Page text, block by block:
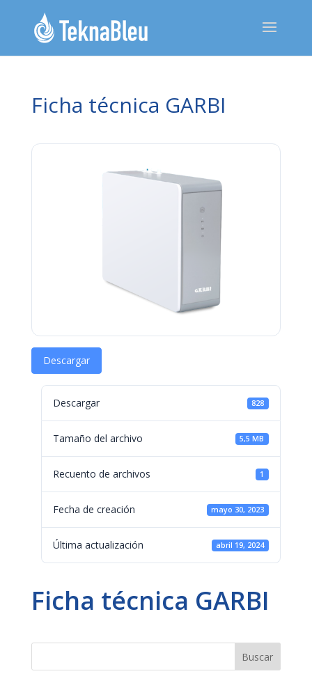
Ficha técnica GARBI
Descargar
Descargar 828
Tamaño del archivo 5,5 MB
Recuento de archivos 1
Fecha de creación mayo 30, 2023
Última actualización abril 19, 2024
Ficha técnica GARBI